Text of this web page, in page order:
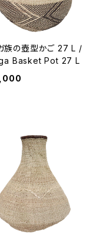
族の壺型かご 27 L /
Basket Pot 27 L